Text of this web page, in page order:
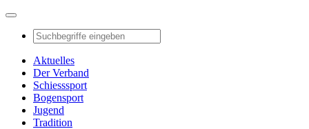
Aktuelles
Der Verband
Schiesssport
Bogensport
Jugend
Tradition